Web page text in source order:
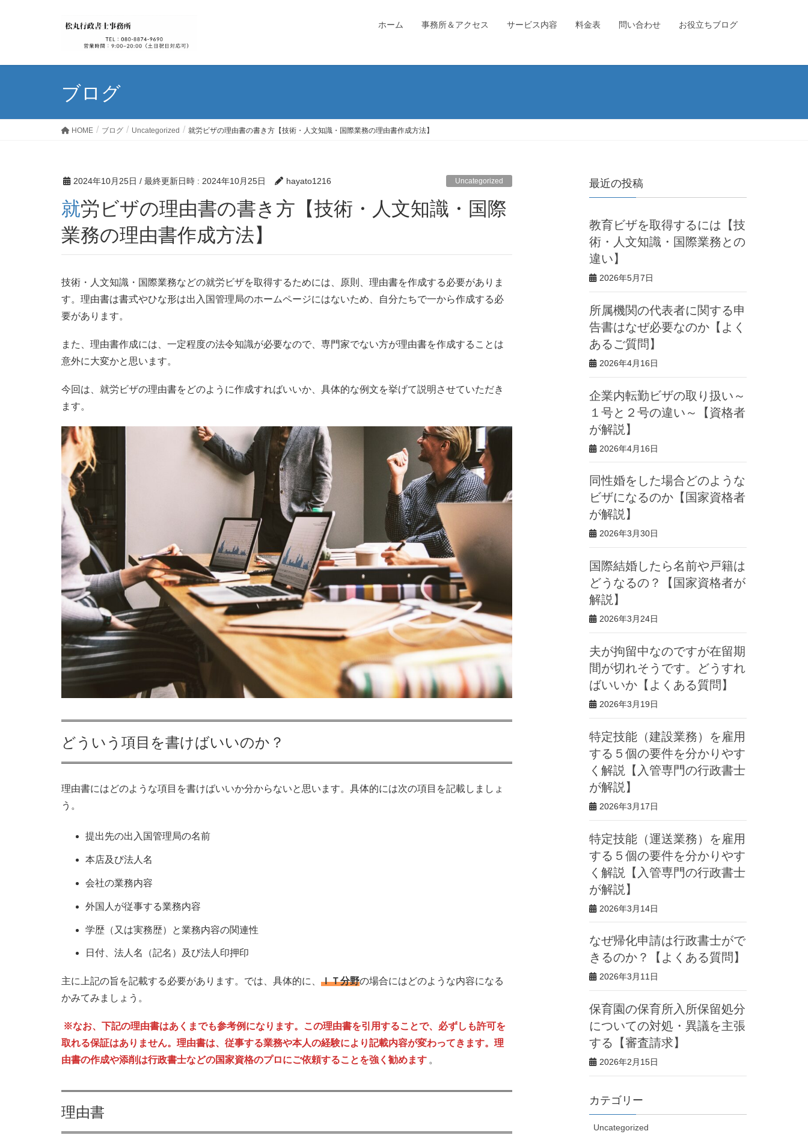
ホーム 事務所＆アクセス サービス内容 料金表 問い合わせ お役立ちブログ
ブログ
HOME ブログ Uncategorized 就労ビザの理由書の書き方【技術・人文知識・国際業務の理由書作成方法】
2024年10月25日 / 最終更新日時 : 2024年10月25日 hayato1216 Uncategorized
就労ビザの理由書の書き方【技術・人文知識・国際
業務の理由書作成方法】
技術・人文知識・国際業務などの就労ビザを取得するためには、原則、理由書を作成する必要がありま
す。理由書は書式やひな形は出入国管理局のホームページにはないため、自分たちで一から作成する必
要があります。
また、理由書作成には、一定程度の法令知識が必要なので、専門家でない方が理由書を作成することは
意外に大変かと思います。
今回は、就労ビザの理由書をどのように作成すればいいか、具体的な例文を挙げて説明させていただき
ます。
どういう項目を書けばいいのか？
理由書にはどのような項目を書けばいいか分からないと思います。具体的には次の項目を記載しましょ
う。
提出先の出入国管理局の名前
本店及び法人名
会社の業務内容
外国人が従事する業務内容
学歴（又は実務歴）と業務内容の関連性
日付、法人名（記名）及び法人印押印
主に上記の旨を記載する必要があります。では、具体的に、 ＩＴ分野の場合にはどのような内容になる
かみてみましょう。
※なお、下記の理由書はあくまでも参考例になります。この理由書を引用することで、必ずしも許可を
取れる保証はありません。理由書は、従事する業務や本人の経験により記載内容が変わってきます。理
由書の作成や添削は行政書士などの国家資格のプロにご依頼することを強く勧めます 。
理由書
最近の投稿
教育ビザを取得するには【技
術・人文知識・国際業務との
違い】
2026年5月7日
所属機関の代表者に関する申
告書はなぜ必要なのか【よく
あるご質問】
2026年4月16日
企業内転勤ビザの取り扱い～
１号と２号の違い～【資格者
が解説】
2026年4月16日
同性婚をした場合どのような
ビザになるのか【国家資格者
が解説】
2026年3月30日
国際結婚したら名前や戸籍は
どうなるの？【国家資格者が
解説】
2026年3月24日
夫が拘留中なのですが在留期
間が切れそうです。どうすれ
ばいいか【よくある質問】
2026年3月19日
特定技能（建設業務）を雇用
する５個の要件を分かりやす
く解説【入管専門の行政書士
が解説】
2026年3月17日
特定技能（運送業務）を雇用
する５個の要件を分かりやす
く解説【入管専門の行政書士
が解説】
2026年3月14日
なぜ帰化申請は行政書士がで
きるのか？【よくある質問】
2026年3月11日
保育園の保育所入所保留処分
についての対処・異議を主張
する【審査請求】
2026年2月15日
カテゴリー
Uncategorized